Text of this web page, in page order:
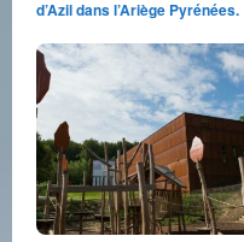
d’Azil dans l’Ariège Pyrénées.